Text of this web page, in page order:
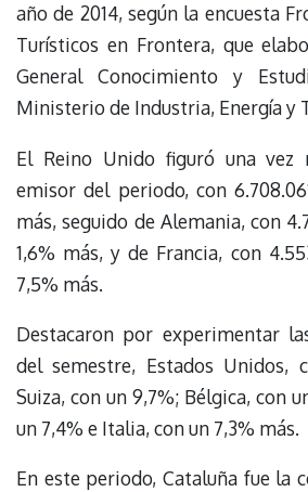
año de 2014, según la encuesta
Turísticos en Frontera, que
General Conocimiento y
Ministerio de Industria, Energía y
El Reino Unido figuró una vez
emisor del periodo, con
más, seguido de Alemania, con
1,6% más, y de Francia, con
7,5% más.
Destacaron por experimentar
del semestre, Estados Unidos,
Suiza, con un 9,7%; Bélgica, con
un 7,4% e Italia, con un 7,3% más.
En este periodo, Cataluña fue la